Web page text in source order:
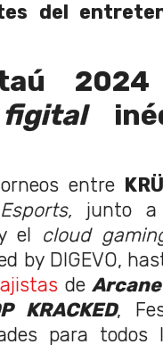
del
figital
entre
junto a
el cloud
by DIGEVO,
deArcane
KRACKED,
para todos